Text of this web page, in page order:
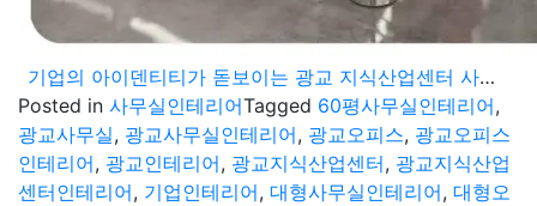
기업의 아이덴티티가 돋보이는 광교 지식산업센터 사무실인테리어 60평 오피스 공간
Posted in 사무실인테리어Tagged 60평사무실인테리어,
광교사무실, 광교사무실인테리어, 광교오피스, 광교오피스
인테리어, 광교인테리어, 광교지식산업센터, 광교지식산업
센터인테리어, 기업인테리어, 대형사무실인테리어, 대형오